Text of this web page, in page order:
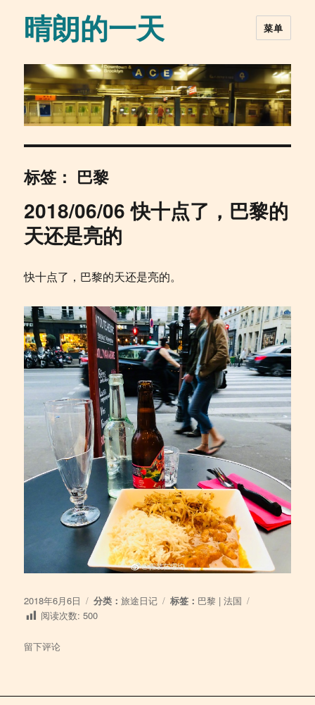
晴朗的一天 菜单
标签： 巴黎
2018/06/06 快十点了，巴黎的
天还是亮的
快十点了，巴黎的天还是亮的。
发
布
2018年6月6日
分
类
分类：旅途日记
标
标签： 巴黎 |法国
阅读次数: 500
于
留下评论